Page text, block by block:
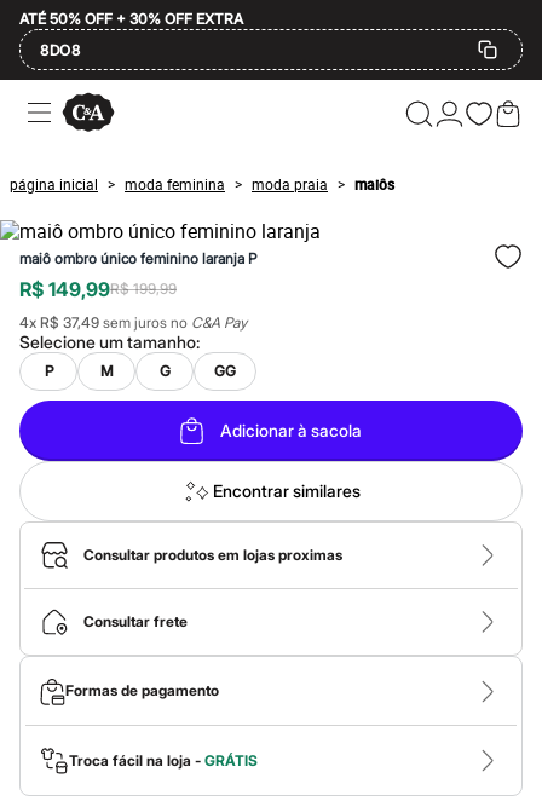
ATÉ 50% OFF + 30% OFF EXTRA
8DO8
Ofertas
Compre por Departamento
Masculino
Infantil
Calçados
Mindse7
Plus Size
2 calçados por R$189
2 peças por R$199
3 lingeries por R$99
3 itens de beleza por R$129
Até 20% off
Até 40% off
Até 60% off
A partir de 60% off
Feminino
Em alta
Inverno
Alfaiataria
Novidades
Roupas
Blusas e Camisetas
Básicos
Calças
Casacos e Jaquetas
Jeans
Macacões
Saias
Shorts e Bermudas
Vestidos
Acessórios
página inicial > moda feminina > moda praia > maiôs
maiô ombro único feminino laranja P
R$ 149,99R$ 199,99
4x R$ 37,49 sem juros no C&A Pay
Selecione umtamanho:
P M G GG
Adicionar à sacola
Encontrar similares
Consultar produtos em lojas proximas
Consultar frete
Formas de pagamento
Troca fácil na loja - GRÁTIS